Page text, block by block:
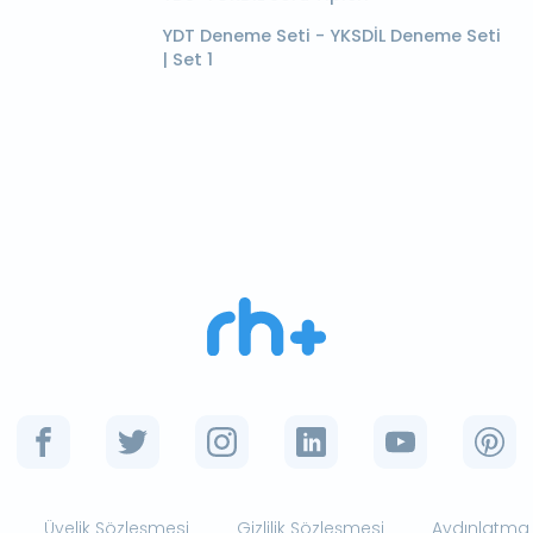
YDT Deneme Seti - YKSDİL Deneme Seti
| Set 1
Üyelik Sözleşmesi Gizlilik Sözleşmesi